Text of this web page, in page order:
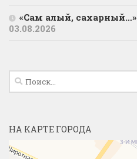
«Сам алый, сахарный…»
03.08.2026
Найти:
НА КАРТЕ ГОРОДА